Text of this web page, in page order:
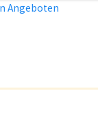
Angeboten